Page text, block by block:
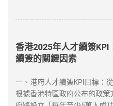
缝连接。 支持多云平台接入
理 阿里云VPN网关 阿里云提
这些地理限制，畅享全球内
墙指的是使用VPN技术，通
加密技术保护你的上网数据，
以另一个地区的身份访问互联
墙”，还是解锁Netflix、
供了安全、可靠的解决方案
选择VPN时，有几个因素需要
香港2025年人才續簽KPI
續簽的關鍵因素
一、港府人才續簽KPI目標：
根據香港特區政府公布的政策